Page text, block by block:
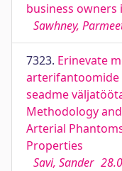
business owners
Sawhney,
7323. Erinevate
arterifantoomide
seadme
Methodology
Arterial
Properties
Savi, Sander